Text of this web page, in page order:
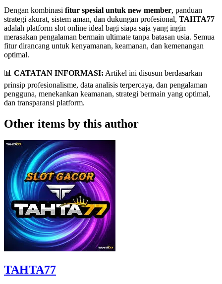
Dengan kombinasi fitur spesial untuk new member, panduan
strategi akurat, sistem aman, dan dukungan profesional, TAHTA77
adalah platform slot online ideal bagi siapa saja yang ingin
merasakan pengalaman bermain ultimate tanpa batasan usia. Semua
fitur dirancang untuk kenyamanan, keamanan, dan kemenangan
optimal.
📊 CATATAN INFORMASI: Artikel ini disusun berdasarkan
prinsip profesionalisme, data analisis terpercaya, dan pengalaman
pengguna, menekankan keamanan, strategi bermain yang optimal,
dan transparansi platform.
Other items by this author
TAHTA77